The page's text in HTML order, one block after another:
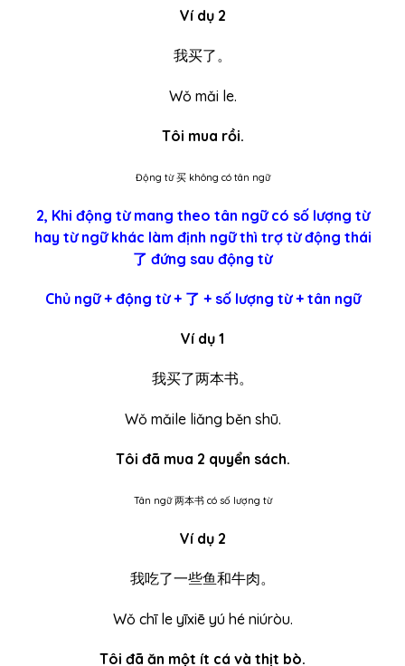
Ví dụ 2
我买了。
Wǒ mǎi le.
Tôi mua rồi.
Động từ 买 không có tân ngữ
2, Khi động từ mang theo tân ngữ có số lượng từ
hay từ ngữ khác làm định ngữ thì trợ từ động thái
了 đứng sau động từ
Chủ ngữ + động từ + 了 + số lượng từ + tân ngữ
Ví dụ 1
我买了两本书。
Wǒ mǎile liǎng běn shū.
Tôi đã mua 2 quyển sách.
Tân ngữ 两本书 có số lượng từ
Ví dụ 2
我吃了一些鱼和牛肉。
Wǒ chī le yīxiē yú hé niúròu.
Tôi đã ăn một ít cá và thịt bò.